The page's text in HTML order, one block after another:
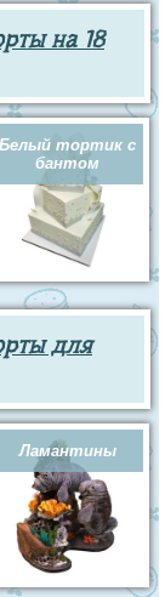
на 18
Белый тортик с
бантом
для
Ламантины